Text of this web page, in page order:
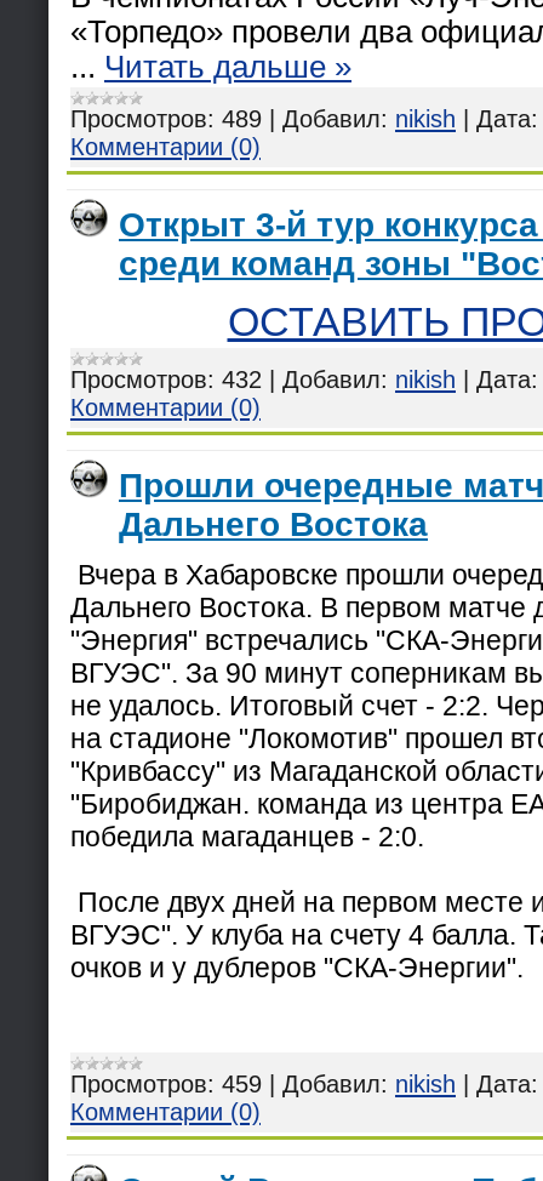
«Торпедо» провели два
... Читать дальше »
Просмотров: 489 | Добавил: nikish | Дата:
Комментарии (0)
Открыт 3-й тур
среди команд зоны
ОСТАВИТЬ
Просмотров: 432 | Добавил: nikish | Дата:
Комментарии (0)
Прошли очередные
Дальнего Востока
Вчера в Хабаровске прошли
Дальнего Востока. В первом матче
"Энергия" встречались "СКА-
ВГУЭС". За 90 минут соперникам
не удалось. Итоговый счет - 2:2.
на стадионе "Локомотив" прошел
"Кривбассу" из Магаданской
"Биробиджан. команда из центра
победила магаданцев - 2:0.
После двух дней на первом месте
ВГУЭС". У клуба на счету 4 балла.
очков и у дублеров "СКА-Энергии".
Просмотров: 459 | Добавил: nikish | Дата:
Комментарии (0)